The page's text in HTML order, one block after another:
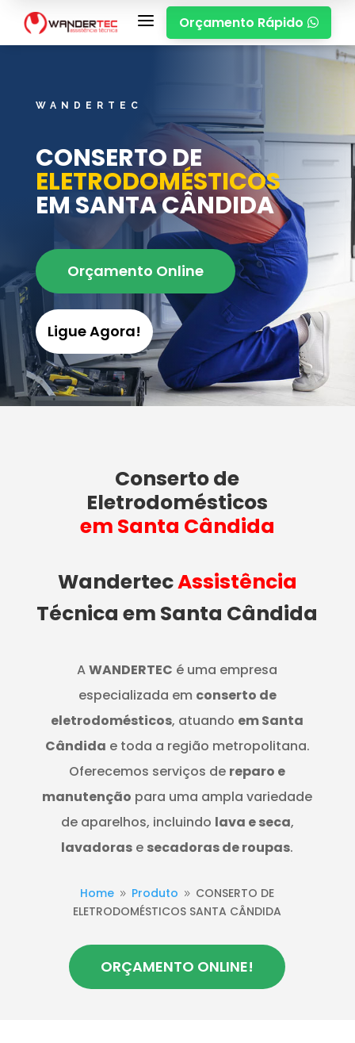
a Orçamento Rápido 
WANDERTEC
CONSERTO DE
ELETRODOMÉSTICOS
EM SANTA CÂNDIDA
Orçamento Online
Ligue Agora!
Conserto de
Eletrodomésticos
em Santa Cândida
WandertecAssistência
Técnica em Santa Cândida
AWANDERTEC é uma empresa
especializada em conserto de
eletrodomésticos, atuando em Santa
Cândida e toda a região metropolitana.
Oferecemos serviços de reparo e
manutenção para uma ampla variedade
de aparelhos, incluindo lava e seca,
lavadoras e secadoras de roupas.
Home 9 Produto 9 CONSERTO DE
ELETRODOMÉSTICOS SANTA CÂNDIDA
ORÇAMENTO ONLINE!